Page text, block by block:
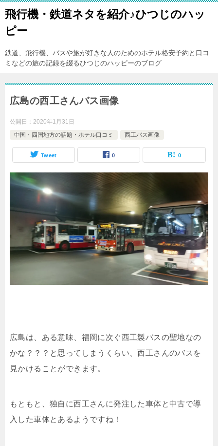
飛行機・鉄道ネタを紹介♪ひつじのハッ
ピー
鉄道、飛行機、バスや旅が好きな人のためのホテル格安予約と口コ
ミなどの旅の記録を綴るひつじのハッピーのブログ
広島の西工さんバス画像
公開日： 2020年1月31日
中国・四国地方の話題・ホテル口コミ
西工バス画像
Tweet 0 0
広島は、ある意味、福岡に次ぐ西工製バスの聖地なの
かな？？？と思ってしまうくらい、西工さんのバスを
見かけることができます。
もともと、独自に西工さんに発注した車体と中古で導
入した車体とあるようですね！